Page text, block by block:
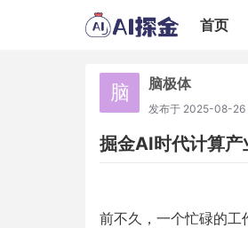
首页
脑 脑极体
发布于 2025-08-26
掘金AI时代计算产
前不久，一个忙碌的工